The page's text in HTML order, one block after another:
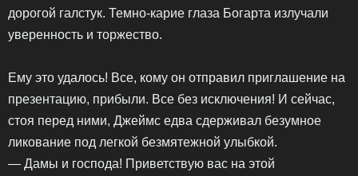
дорогой галстук. Темно-карие глаза Богарта излучали
уверенность и торжество.
Ему это удалось! Все, кому он отправил приглашение на
презентацию, прибыли. Все без исключения! И сейчас,
стоя перед ними, Джеймс едва сдерживал безумное
ликование под легкой безмятежной улыбкой.
— Дамы и господа! Приветствую вас на этой